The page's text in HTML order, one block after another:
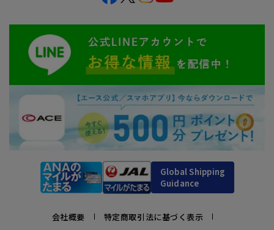
Global Shipping
Guidance
会社概要 特定商取引法に基づく表示